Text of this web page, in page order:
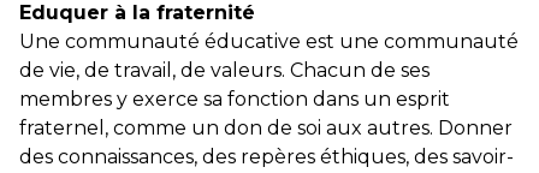
Eduquer à la fraternité
Une communauté éducative est une communauté
de vie, de travail, de valeurs. Chacun de ses
membres y exerce sa fonction dans un esprit
fraternel, comme un don de soi aux autres. Donner
des connaissances, des repères éthiques, des savoir-